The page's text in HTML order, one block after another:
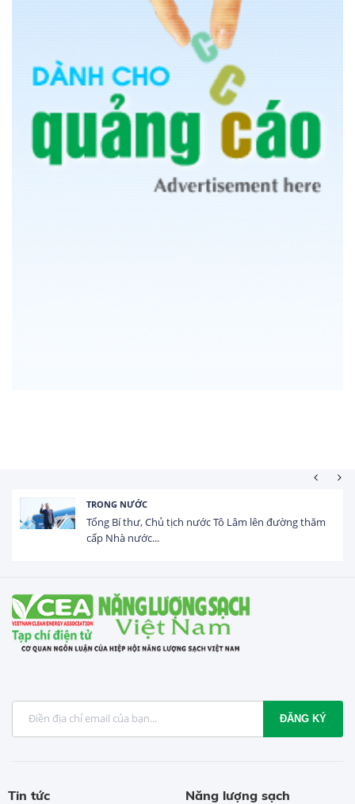
HOẠT ĐỘNG ĐẦU TƯ
Tổng vốn FDI đăng ký vào Việt Nam đạt gần 25 tỷ
USD trong 5 tháng...
ĐĂNG KÝ
Tin tức Năng lượng sạch